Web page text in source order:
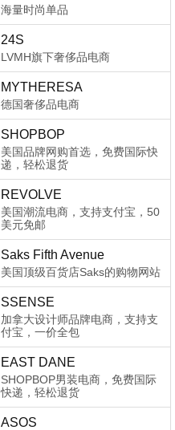
海量时尚单品
24S
LVMH旗下奢侈品电商
MYTHERESA
德国奢侈品电商
SHOPBOP
美国品牌网购首选，免费国际快
递，轻松退货
REVOLVE
美国潮流电商，支持支付宝，50
美元免邮
Saks Fifth Avenue
美国顶级百货店Saks的购物网站
SSENSE
加拿大设计师品牌电商，支持支
付宝，一价全包
EAST DANE
SHOPBOP男装电商，免费国际
快递，轻松退货
ASOS